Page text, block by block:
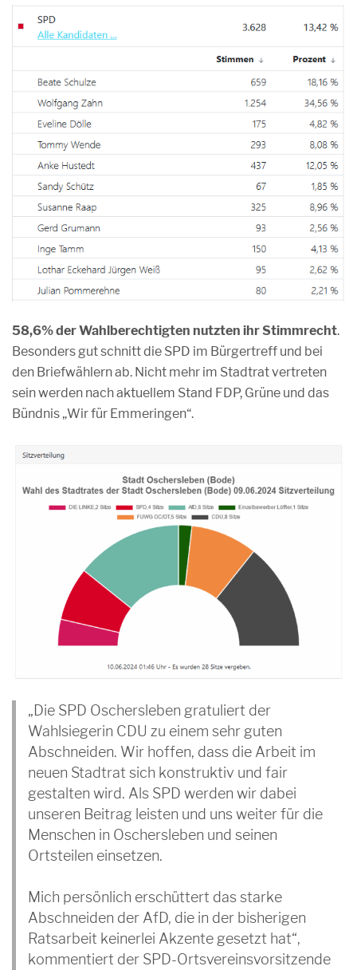
58,6% der Wahlberechtigten nutzten ihr Stimmrecht.
Besonders gut schnitt die SPD im Bürgertreff und bei
den Briefwählern ab. Nicht mehr im Stadtrat vertreten
sein werden nach aktuellem Stand FDP, Grüne und das
Bündnis „Wir für Emmeringen“.
„Die SPD Oschersleben gratuliert der
Wahlsiegerin CDU zu einem sehr guten
Abschneiden. Wir hoffen, dass die Arbeit im
neuen Stadtrat sich konstruktiv und fair
gestalten wird. Als SPD werden wir dabei
unseren Beitrag leisten und uns weiter für die
Menschen in Oschersleben und seinen
Ortsteilen einsetzen.
Mich persönlich erschüttert das starke
Abschneiden der AfD, die in der bisherigen
Ratsarbeit keinerlei Akzente gesetzt hat“,
kommentiert der SPD-Ortsvereinsvorsitzende